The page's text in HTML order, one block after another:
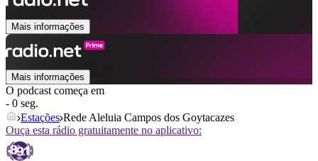
Mais informações
Mais informações
O podcast começa em
- 0 seg.
Estações Rede Aleluia Campos dos Goytacazes
Ouça esta rádio gratuitamente no aplicativo: